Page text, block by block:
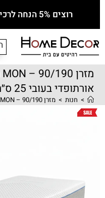
רוצים 5% הנחה לרכישה הראשונה? לחצו כאן!
אורתופדי בעובי 25 ס״מ
> חנות > מזרן MON – 90/190 מזרן ויסקו קירור אורתופדי בעובי 25 ס״מ